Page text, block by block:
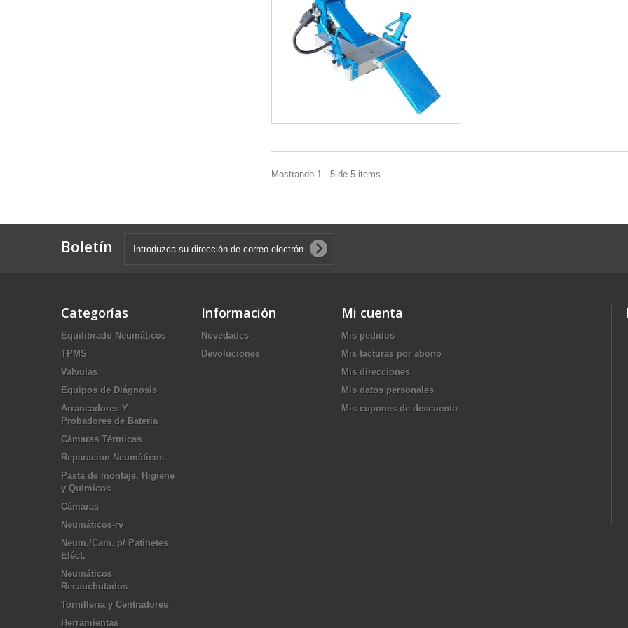
Mostrando 1 - 5 de 5 items
Boletín
Categorías
Equilibrado Neumáticos
TPMS
Valvulas
Equipos de Diágnosis
Arrancadores Y
Probadores de Bateria
Cámaras Térmicas
Reparacion Neumáticos
Pasta de montaje, Higiene
y Químicos
Cámaras
Neumáticos-rv
Neum./Cam. p/ Patinetes
Eléct.
Neumáticos
Recauchutados
Tornilleria y Centradores
Herramientas
Información
Novedades
Devoluciones
Mi cuenta
Mis pedidos
Mis facturas por abono
Mis direcciones
Mis datos personales
Mis cupones de descuento